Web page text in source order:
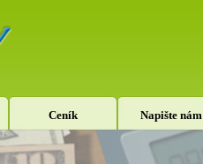
Ceník Napište nám